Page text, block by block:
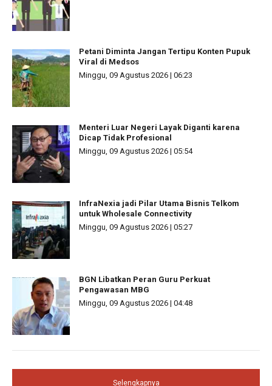
Petani Diminta Jangan Tertipu Konten Pupuk
Viral di Medsos
Minggu, 09 Agustus 2026 | 06:23
Menteri Luar Negeri Layak Diganti karena
Dicap Tidak Profesional
Minggu, 09 Agustus 2026 | 05:54
InfraNexia jadi Pilar Utama Bisnis Telkom
untuk Wholesale Connectivity
Minggu, 09 Agustus 2026 | 05:27
BGN Libatkan Peran Guru Perkuat
Pengawasan MBG
Minggu, 09 Agustus 2026 | 04:48
Selengkapnya